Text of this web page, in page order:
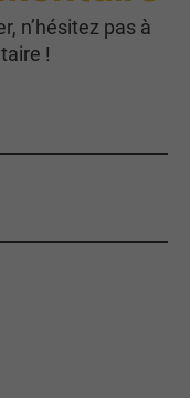
n’hésitez pas à
!